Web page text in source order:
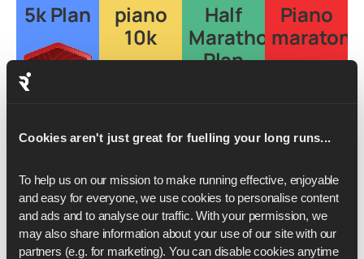
Cookies aren't just great for fuelling your long runs...
To help us on our mission to make running effective, enjoyable
and easy for everyone, we use cookies to personalise content
and ads and to analyse our traffic. With your permission, we
may also share information about your use of our site with our
partners (e.g. for marketing). You can disable cookies anytime
5k Plan
saperne
di più
piano
10k
Per
saperne
di più
Half
Marathon
Plan
Per
saperne
di più
Piano
maratona
Per
saperne
di più